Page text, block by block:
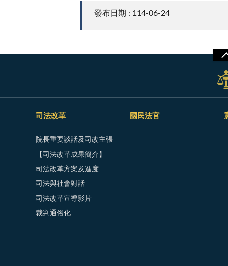
發布日期 : 114-06-24
司法改革
院長重要談話及司改主張
【司法改革成果簡介】
司法改革方案及進度
司法與社會對話
司法改革宣導影片
裁判通俗化
國民法官